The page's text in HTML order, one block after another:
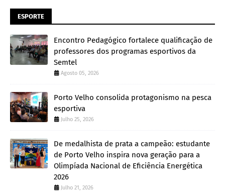
ESPORTE
Encontro Pedagógico fortalece qualificação de
professores dos programas esportivos da
Semtel
Agosto 05, 2026
Porto Velho consolida protagonismo na pesca
esportiva
Julho 25, 2026
De medalhista de prata a campeão: estudante
de Porto Velho inspira nova geração para a
Olimpíada Nacional de Eficiência Energética
2026
Julho 21, 2026